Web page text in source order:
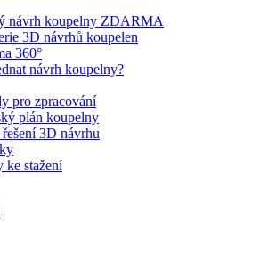
návrh koupelny ZDARMA
3D návrhů koupelen
360°
návrh koupelny?
pro zpracování
plán koupelny
3D návrhu
ke stažení